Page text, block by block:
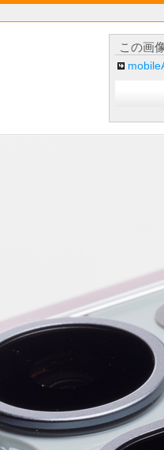
この画